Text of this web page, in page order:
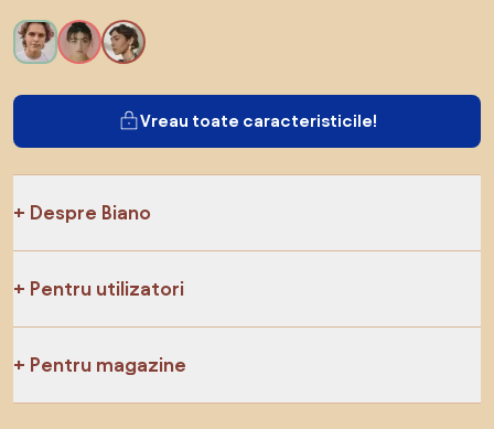
Vreau toate caracteristicile!
Despre Biano
Pentru utilizatori
Pentru magazine